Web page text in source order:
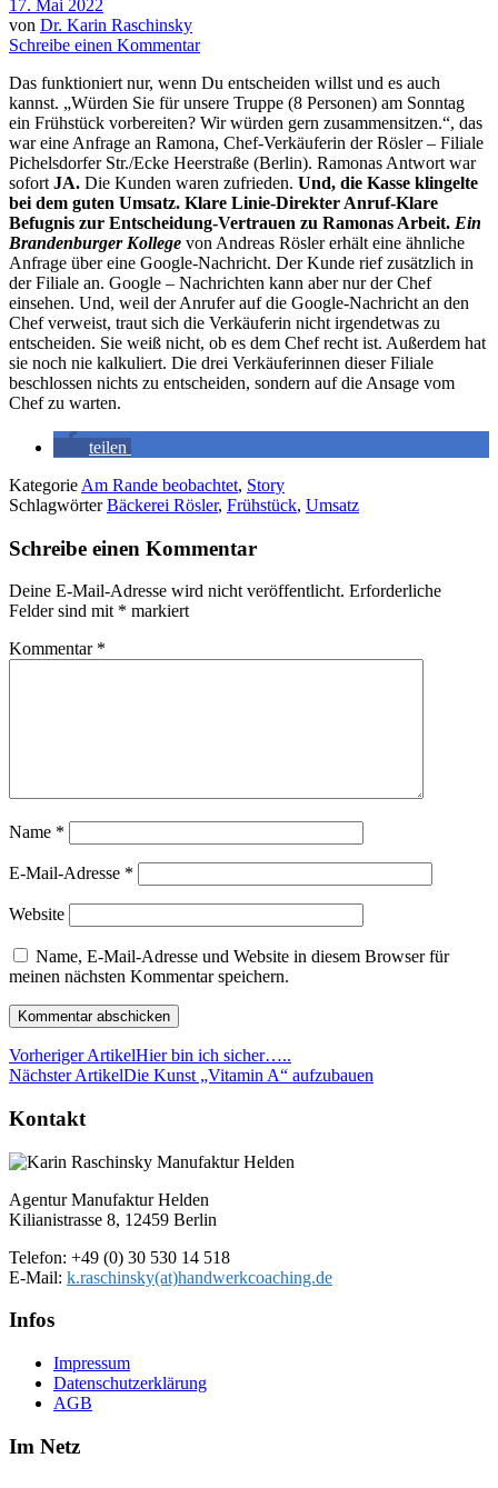
17. Mai 2022
von Dr. Karin Raschinsky
Schreibe einen Kommentar
Das funktioniert nur, wenn Du entscheiden willst und es auch
kannst. „Würden Sie für unsere Truppe (8 Personen) am Sonntag
ein Frühstück vorbereiten? Wir würden gern zusammensitzen.“, das
war eine Anfrage an Ramona, Chef-Verkäuferin der Rösler – Filiale
Pichelsdorfer Str./Ecke Heerstraße (Berlin). Ramonas Antwort war
sofort JA. Die Kunden waren zufrieden. Und, die Kasse klingelte
bei dem guten Umsatz. Klare Linie-Direkter Anruf-Klare
Befugnis zur Entscheidung-Vertrauen zu Ramonas Arbeit. Ein
Brandenburger Kollege von Andreas Rösler erhält eine ähnliche
Anfrage über eine Google-Nachricht. Der Kunde rief zusätzlich in
der Filiale an. Google – Nachrichten kann aber nur der Chef
einsehen. Und, weil der Anrufer auf die Google-Nachricht an den
Chef verweist, traut sich die Verkäuferin nicht irgendetwas zu
entscheiden. Sie weiß nicht, ob es dem Chef recht ist. Außerdem hat
sie noch nie kalkuliert. Die drei Verkäuferinnen dieser Filiale
beschlossen nichts zu entscheiden, sondern auf die Ansage vom
Chef zu warten.
teilen
Kategorie Am Rande beobachtet, Story
SchlagwörterBäckerei Rösler, Frühstück, Umsatz
Schreibe einen Kommentar
Deine E-Mail-Adresse wird nicht veröffentlicht. Erforderliche
Felder sind mit * markiert
Kommentar *
Name *
E-Mail-Adresse *
Website
Name, E-Mail-Adresse und Website in diesem Browser für
meinen nächsten Kommentar speichern.
Vorheriger ArtikelHier bin ich sicher…..
Nächster ArtikelDie Kunst „Vitamin A“ aufzubauen
Kontakt
Agentur Manufaktur Helden
Kilianistrasse 8, 12459 Berlin
Telefon: +49 (0) 30 530 14 518
E-Mail: k.raschinsky(at)handwerkcoaching.de
Infos
Impressum
Datenschutz­erklärung
AGB
Im Netz